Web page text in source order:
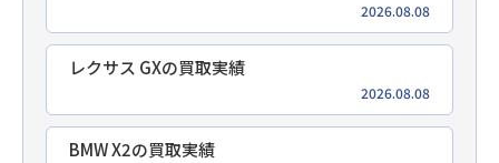
2026.08.08
レクサス GXの買取実績
2026.08.08
BMW X2の買取実績